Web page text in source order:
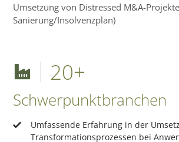
Umsetzung von Distressed M&A-
Sanierung/Insolvenzplan)
20+
Schwerpunktbranchen
Umfassende Erfahrung in der
Transformationsprozessen bei